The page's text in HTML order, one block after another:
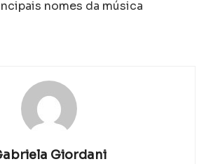
nomes da música
Giordani